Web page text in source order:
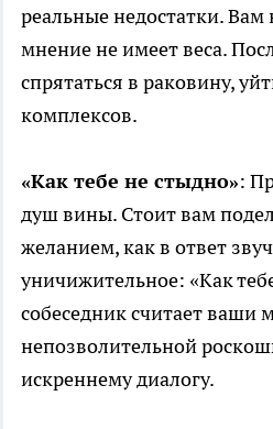
реальные недостатки.
мнение не имеет веса.
спрятаться в раковину,
комплексов.
«Как тебе не стыдно»:
душ вины. Стоит вам
желанием, как в ответ
уничижительное: «Как
собеседник считает ваши
непозволительной
искреннему диалогу.